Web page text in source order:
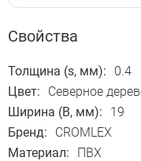
Свойства
Толщина (s, мм):
0.4
Цвет:
Северное
Ширина (B, мм):
19
Бренд:
CROMLEX
Материал:
ПВХ